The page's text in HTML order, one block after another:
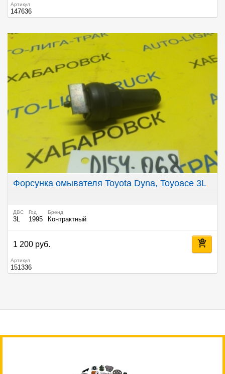
Артикул
147636
Форсунка омывателя Toyota Dyna, Toyoace 3L
ДВС
3L
Год
1995
Бренд
Контрактный
1 200 руб.
Артикул
151336